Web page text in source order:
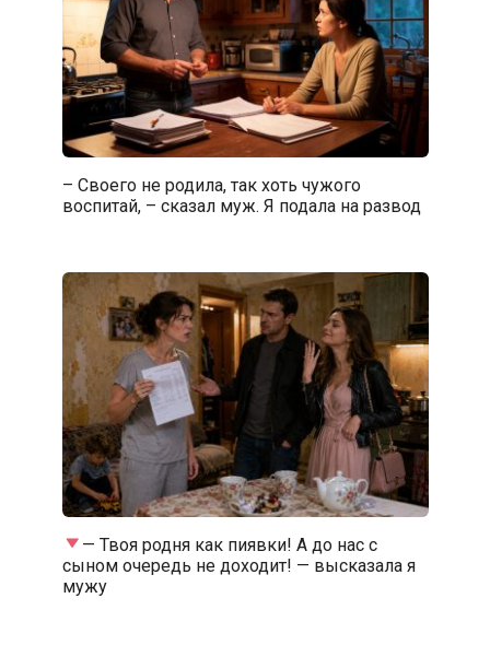
– Своего не родила, так хоть чужого
воспитай, – сказал муж. Я подала на развод
— Твоя родня как пиявки! А до нас с
сыном очередь не доходит! — высказала я
мужу